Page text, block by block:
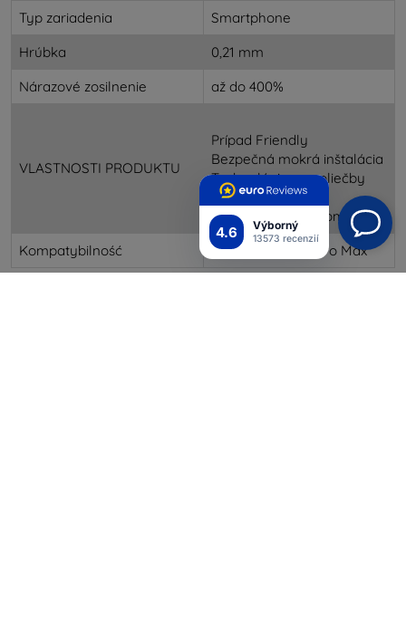
4.6 Výborný
13573 recenzií
Typ zariadenia
Smartphone
Hrúbka
0,21 mm
Nárazové zosilnenie
až do 400%
VLASTNOSTI PRODUKTU
Prípad Friendly
Bezpečná mokrá inštalácia
Technológia samoliečby
Self-Heal™
Vrstva proti nárazom.
Kompatybilność
Apple iPhone 16 Pro Max